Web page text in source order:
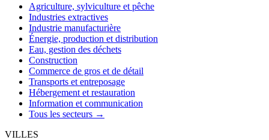
Agriculture, sylviculture et pêche
Industries extractives
Industrie manufacturière
Énergie, production et distribution
Eau, gestion des déchets
Construction
Commerce de gros et de détail
Transports et entreposage
Hébergement et restauration
Information et communication
Tous les secteurs →
VILLES